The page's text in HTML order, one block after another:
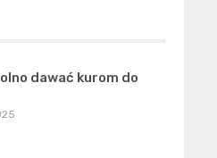
dawać kurom do